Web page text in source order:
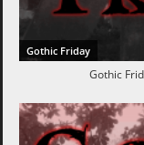
Gothic Friday
Gothic